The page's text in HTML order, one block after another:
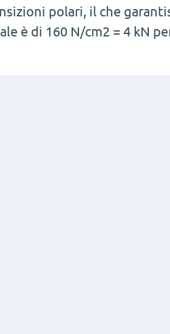
polari, il che
è di 160 N/cm2 = 4 kN